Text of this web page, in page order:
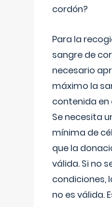
cordón?
Para la
sangre de
necesario
máximo la
contenida en
Se necesita
mínima de
que la
válida. Si no
condiciones,
no es válida.